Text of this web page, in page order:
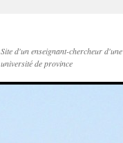
Site d'un enseignant-chercheur d'une
université de province